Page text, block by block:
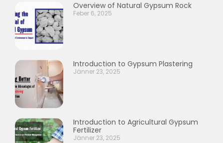
Overview of Natural Gypsum Rock
Feber 6, 2025
Introduction to Gypsum Plastering
Jänner 23, 2025
Introduction to Agricultural Gypsum
Fertilizer
Jänner 23, 2025